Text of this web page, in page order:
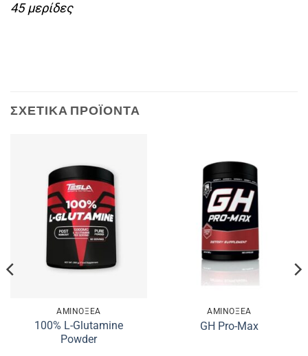
45 μερίδες
ΣΧΕΤΙΚΆ ΠΡΟΪΌΝΤΑ
ΑΜΙΝΟΞΈΑ
100% L-Glutamine
Powder
ΑΜΙΝΟΞΈΑ
GH Pro-Max